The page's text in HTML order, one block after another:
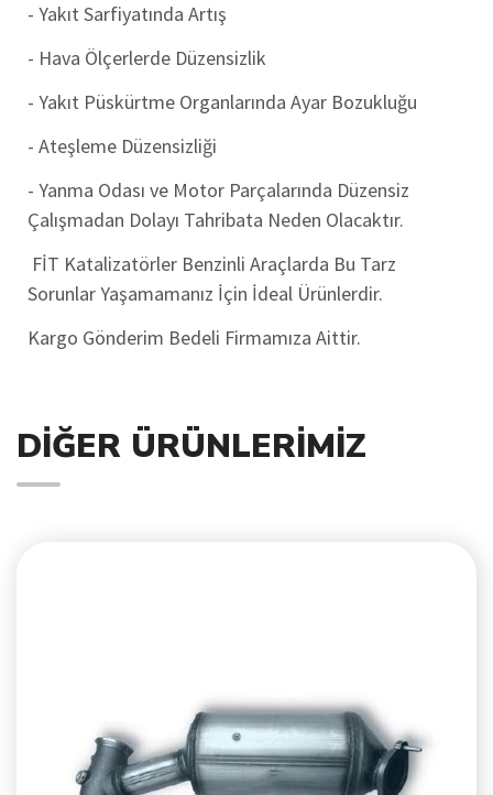
- Yakıt Sarfiyatında Artış
- Hava Ölçerlerde Düzensizlik
- Yakıt Püskürtme Organlarında Ayar Bozukluğu
- Ateşleme Düzensizliği
- Yanma Odası ve Motor Parçalarında Düzensiz
Çalışmadan Dolayı Tahribata Neden Olacaktır.
FİT Katalizatörler Benzinli Araçlarda Bu Tarz
Sorunlar Yaşamamanız İçin İdeal Ürünlerdir.
Kargo Gönderim Bedeli Firmamıza Aittir.
DIĞER ÜRÜNLERIMIZ